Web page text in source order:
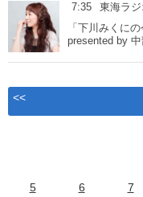
7:35
東海ラジ
「下川みくに
presented by 中
<<
5 6 7